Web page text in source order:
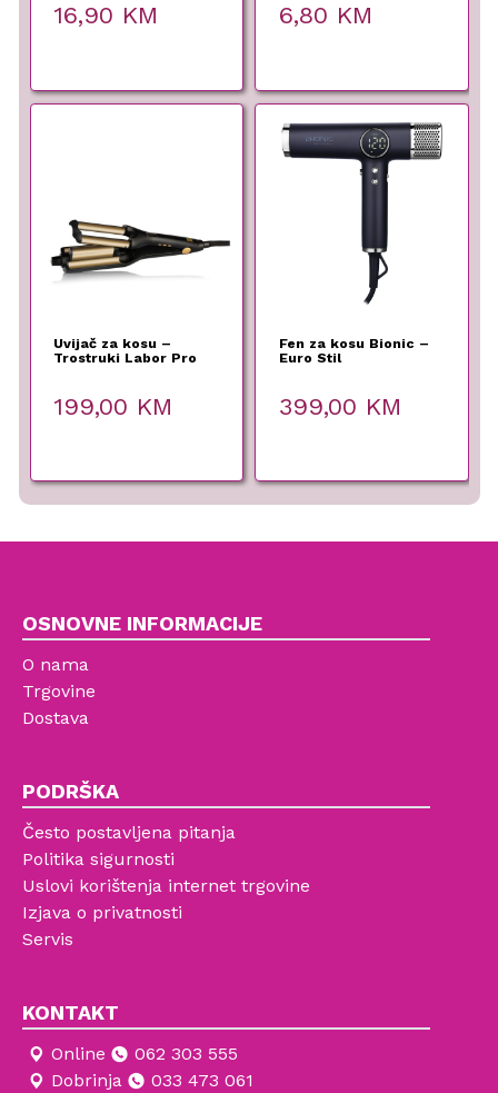
16,90 KM 6,80 KM
Uvijač za kosu –
Trostruki Labor Pro
199,00 KM
Fen za kosu Bionic –
Euro Stil
399,00 KM
OSNOVNE INFORMACIJE
O nama
Trgovine
Dostava
PODRŠKA
Često postavljena pitanja
Politika sigurnosti
Uslovi korištenja internet trgovine
Izjava o privatnosti
Servis
KONTAKT
Online
062 303 555
Dobrinja
033 473 061